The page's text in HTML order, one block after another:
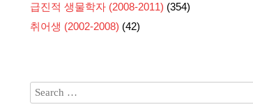
급진적 생물학자 (2008-2011) (354)
취어생 (2002-2008) (42)